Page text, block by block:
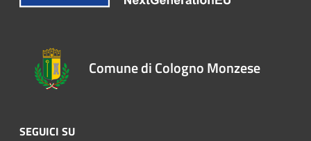
Comune di Cologno Monzese
SEGUICI SU